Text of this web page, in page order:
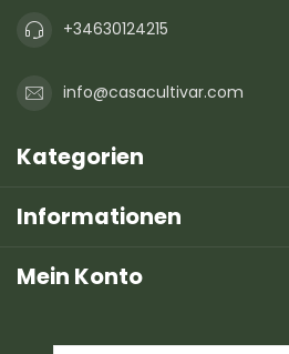
+34630124215
info@casacultivar.com
Kategorien
Informationen
Mein Konto